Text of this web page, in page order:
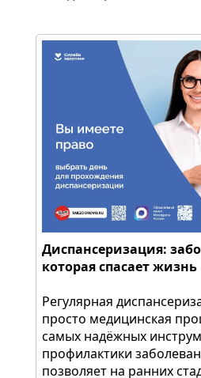
Диспансеризация:
которая спасает жизнь
Регулярная
просто медицинская
самых надёжных
профилактики
позволяет на ранних